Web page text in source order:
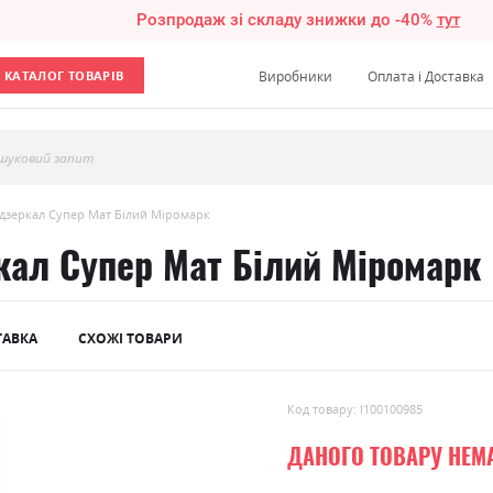
Розпродаж зі складу знижки до -40% тут
КАТАЛОГ ТОВАРІВ Виробники Оплата і Доставка
запит
Супер Мат Білий Міромарк
Супер Мат Білий Міромарк
СХОЖІ ТОВАРИ
Код товару: l100100985
ДАНОГО ТОВАРУ